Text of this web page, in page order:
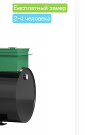
Бесплатный замер
2-4 человека